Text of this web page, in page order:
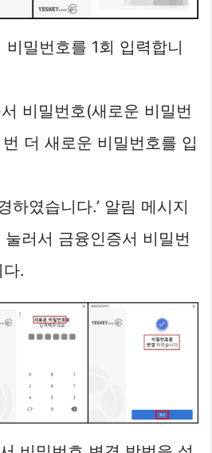
밀번호를 1회 입력합니
비밀번호(새로운 비밀번
더 새로운 비밀번호를 입
하였습니다.’ 알림 메시지
눌러서 금융인증서 비밀번
.